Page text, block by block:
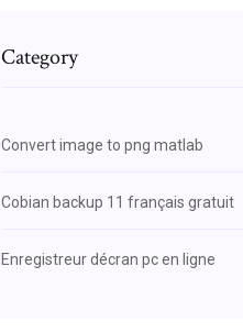
Category
Convert image to png matlab
Cobian backup 11 français gratuit
Enregistreur décran pc en ligne